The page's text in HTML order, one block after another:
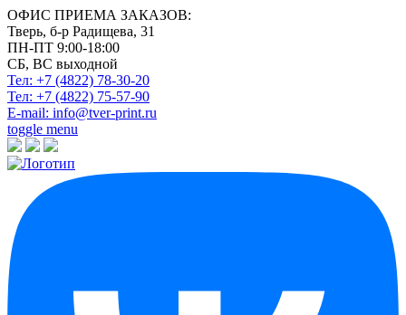
ОФИС ПРИЕМА ЗАКАЗОВ:
Тверь, б-р Радищева, 31
ПН-ПТ 9:00-18:00
СБ, ВС выходной
Тел: +7 (4822) 78-30-20
Тел: +7 (4822) 75-57-90
E-mail: info@tver-print.ru
toggle menu